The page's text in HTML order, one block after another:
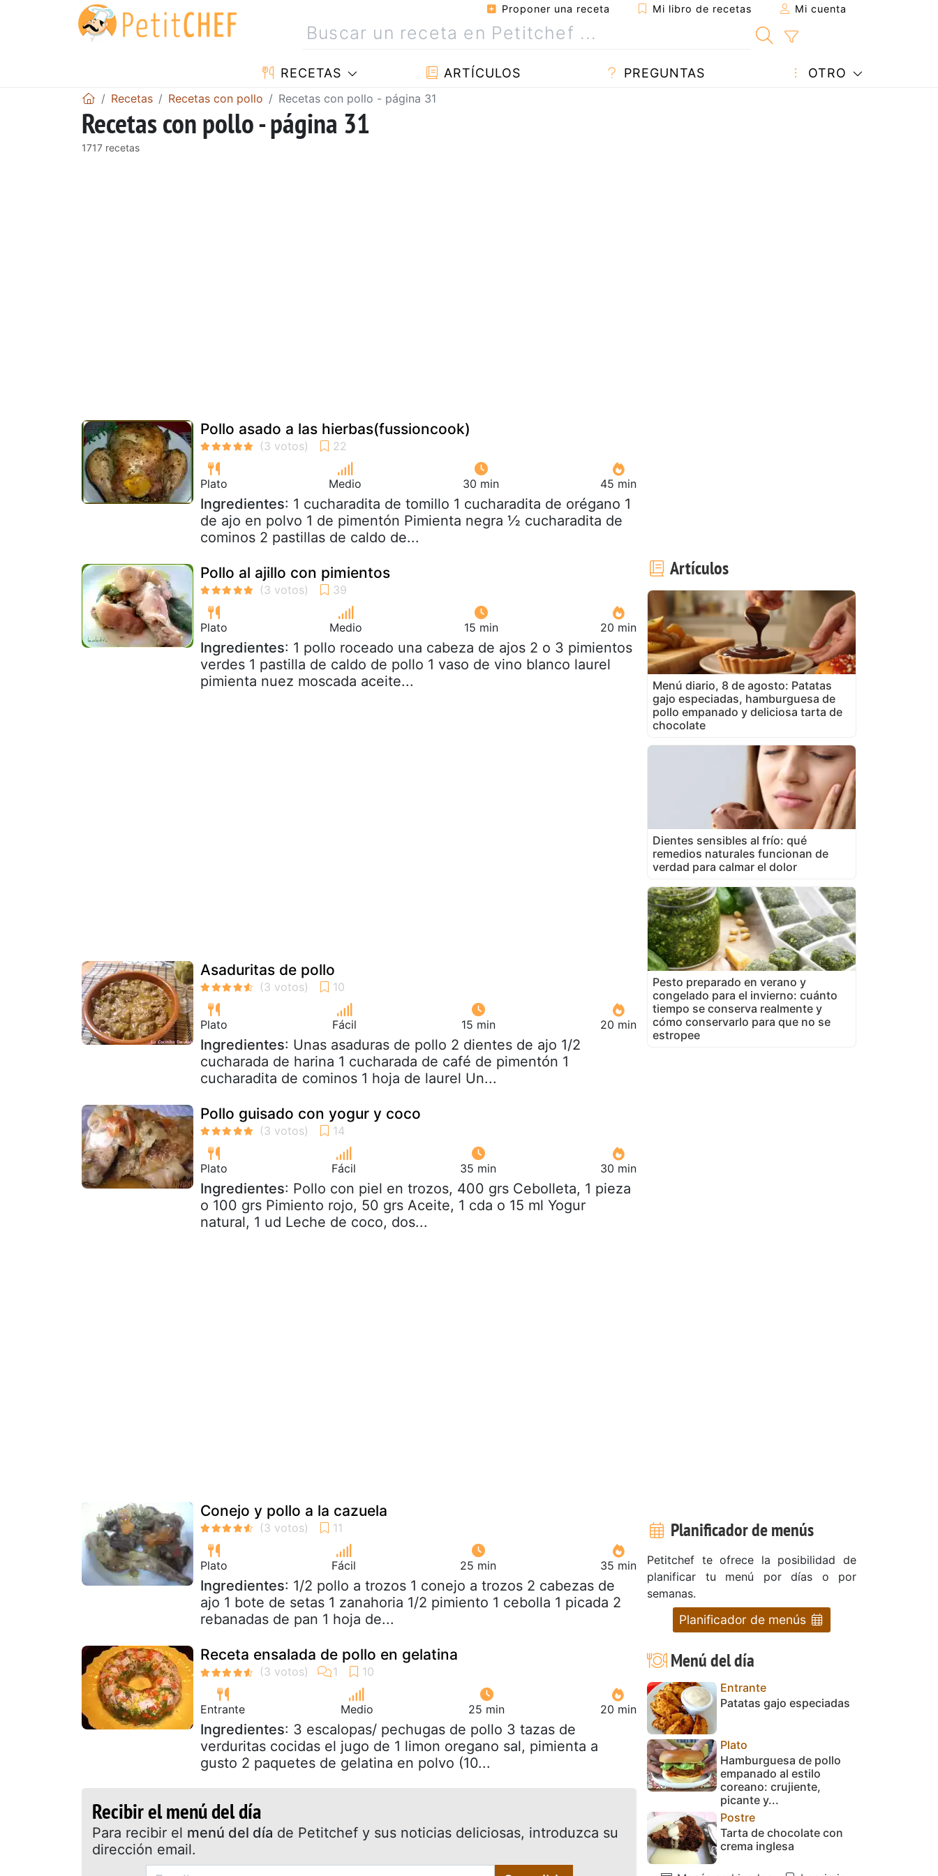
Proponer una receta Mi libro de recetas Mi cuenta
RECETAS ARTÍCULOS PREGUNTAS OTRO
Recetas Recetas con pollo Recetas con pollo - página 31
Recetas con pollo - página 31
1717 recetas
Pollo asado a las hierbas(fussioncook)
Plato Medio 30 min 45 min
Ingredientes: 1 cucharadita de tomillo 1 cucharadita de orégano 1
de ajo en polvo 1 de pimentón Pimienta negra ½ cucharadita de
cominos 2 pastillas de caldo de...
Pollo al ajillo con pimientos
Plato Medio 15 min 20 min
Ingredientes: 1 pollo roceado una cabeza de ajos 2 o 3 pimientos
verdes 1 pastilla de caldo de pollo 1 vaso de vino blanco laurel
pimienta nuez moscada aceite...
Asaduritas de pollo
Plato Fácil 15 min 20 min
Ingredientes: Unas asaduras de pollo 2 dientes de ajo 1/2
cucharada de harina 1 cucharada de café de pimentón 1
cucharadita de cominos 1 hoja de laurel Un...
Pollo guisado con yogur y coco
Plato Fácil 35 min 30 min
Ingredientes: Pollo con piel en trozos, 400 grs Cebolleta, 1 pieza
o 100 grs Pimiento rojo, 50 grs Aceite, 1 cda o 15 ml Yogur
natural, 1 ud Leche de coco, dos...
Conejo y pollo a la cazuela
Plato Fácil 25 min 35 min
Ingredientes: 1/2 pollo a trozos 1 conejo a trozos 2 cabezas de
ajo 1 bote de setas 1 zanahoria 1/2 pimiento 1 cebolla 1 picada 2
rebanadas de pan 1 hoja de...
Receta ensalada de pollo en gelatina
Entrante Medio 25 min 20 min
Ingredientes: 3 escalopas/ pechugas de pollo 3 tazas de
verduritas cocidas el jugo de 1 limon oregano sal, pimienta a
gusto 2 paquetes de gelatina en polvo (10...
Recibir el menú del día
Para recibir el menú del día de Petitchef y sus noticias deliciosas, introduzca su
dirección email.
Artículos
Menú diario, 8 de agosto: Patatas
gajo especiadas, hamburguesa de
pollo empanado y deliciosa tarta de
chocolate
Dientes sensibles al frío: qué
remedios naturales funcionan de
verdad para calmar el dolor
Pesto preparado en verano y
congelado para el invierno: cuánto
tiempo se conserva realmente y
cómo conservarlo para que no se
estropee
Planificador de menús
Petitchef te ofrece la posibilidad de
planificar tu menú por días o por
semanas.
Planificador de menús
Menú del día
Entrante
Patatas gajo especiadas
Plato
Hamburguesa de pollo
empanado al estilo
coreano: crujiente,
picante y...
Postre
Tarta de chocolate con
crema inglesa